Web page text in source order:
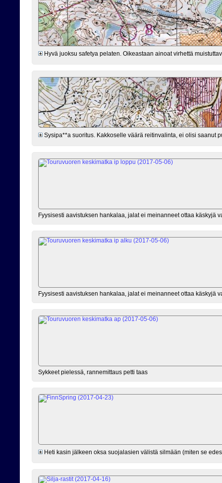
Hyvä juoksu safetya pelaten. Oikeastaan ainoat virhettä
Sysipa**a suoritus. Kakkoselle väärä reitinvalinta, ei olisi saanut
Fyysisesti aavistuksen hankalaa, jalat ei meinanneet ottaa käskyjä
Fyysisesti aavistuksen hankalaa, jalat ei meinanneet ottaa käskyjä
Sykkeet pielessä, rannemittaus petti taas
Heti kasin jälkeen oksa suojalasien välistä silmään (miten se